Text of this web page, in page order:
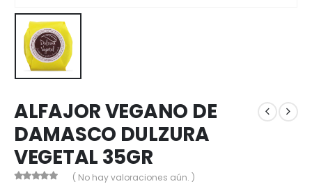
ALFAJOR VEGANO DE
DAMASCO DULZURA
VEGETAL 35GR
( No hay valoraciones aún. )